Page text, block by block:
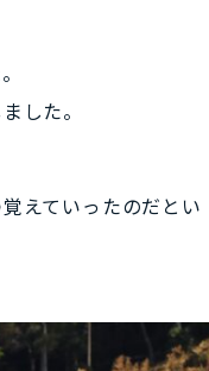
した。
えていったのだとい